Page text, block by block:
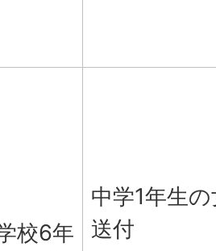
校6年
中学1年生
送付